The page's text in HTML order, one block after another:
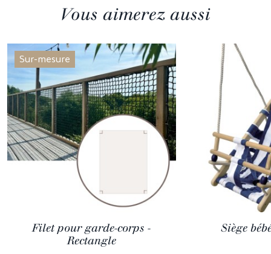
Vous aimerez aussi
Sur-mesure
Filet pour garde-corps -
Rectangle
Siège